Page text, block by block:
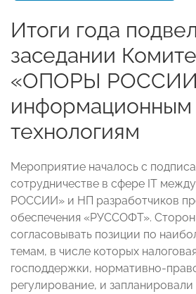
Итоги года
заседании
«ОПОРЫ
информационным
технологиям
Мероприятие началось с
сотрудничестве в сфере IT
РОССИИ» и НП разработчиков
обеспечения «РУССОФТ».
согласовывать позиции по
темам, в числе которых
господдержки, нормативно-
регулирование, и